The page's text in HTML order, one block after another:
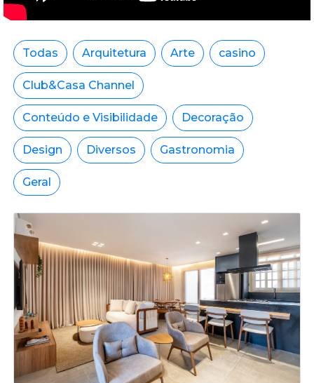
Todas Arquitetura Arte casino
Club&Casa Channel
Conteúdo e Visibilidade Decoração
Design Diversos Gastronomia
Geral